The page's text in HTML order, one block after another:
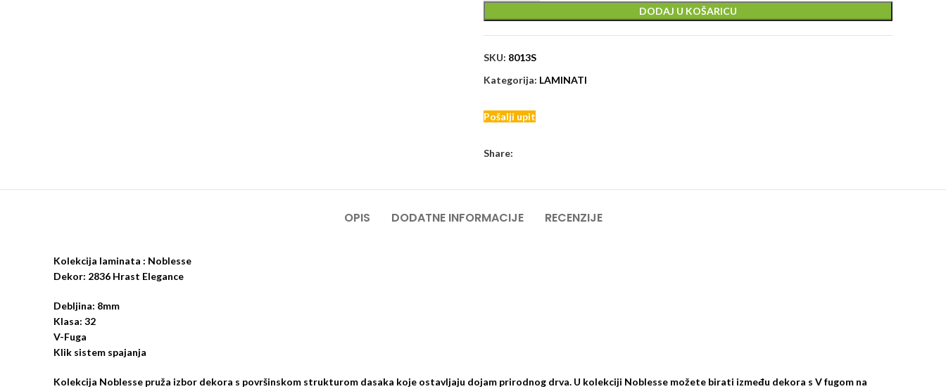
DODAJ U KOŠARICU
SKU: 8013S
Kategorija: LAMINATI
Pošalji upit
Share:
OPIS DODATNE INFORMACIJE RECENZIJE
Kolekcija laminata : Noblesse
Dekor: 2836 Hrast Elegance
Debljina: 8mm
Klasa: 32
V-Fuga
Klik sistem spajanja
Kolekcija Noblesse pruža izbor dekora s površinskom strukturom dasaka koje ostavljaju dojam prirodnog drva. U kolekciji Noblesse možete birati između dekora s V fugom na